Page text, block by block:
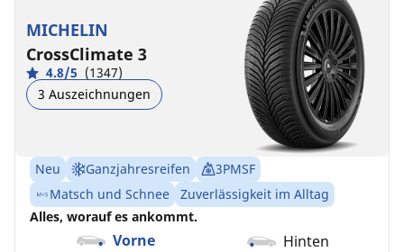
MICHELIN
CrossClimate 3
4.8/5 (1347)
3 Auszeichnungen
Neu Ganzjahresreifen
3PMSF
Matsch und Schnee
Zuverlässigkeit im Alltag
Alles, worauf es ankommt.
Vorne Hinten